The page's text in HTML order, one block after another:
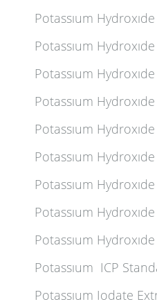
Potassıum
Potassıum
Potassıum
Potassıum
Potassıum
Potassıum
Potassıum
Potassıum Hydroxıde
Potassıum Hydroxıde
Potassıum ICP
Potassıum Iodate